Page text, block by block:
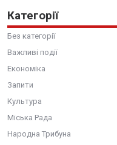
Категорії
Без категорії
Важливі події
Економіка
Запити
Культура
Міська Рада
Народна Трибуна